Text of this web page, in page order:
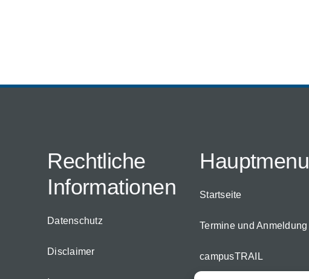
Rechtliche
Informationen
Datenschutz
Disclaimer
Hauptmenu
Startseite
Termine und Anmeldung
campusTRAIL